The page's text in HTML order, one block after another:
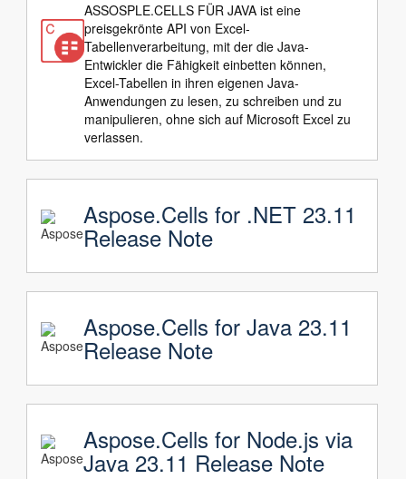
ASSOSPLE.CELLS FÜR JAVA ist eine
preisgekrönte API von Excel-
Tabellenverarbeitung, mit der die Java-
Entwickler die Fähigkeit einbetten können,
Excel-Tabellen in ihren eigenen Java-
Anwendungen zu lesen, zu schreiben und zu
manipulieren, ohne sich auf Microsoft Excel zu
verlassen.
Aspose.Cells for .NET 23.11
Release Note
Aspose.Cells for Java 23.11
Release Note
Aspose.Cells for Node.js via
Java 23.11 Release Note